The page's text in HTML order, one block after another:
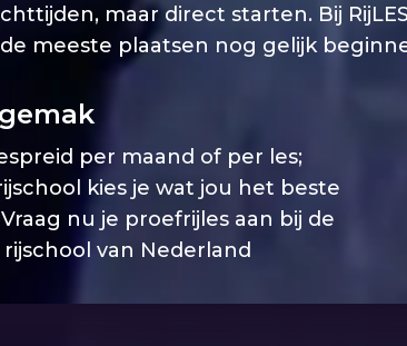
maar direct starten. Bij
meeste plaatsen nog gelijk
per maand of per les;
kies je wat jou het beste
nu je proefrijles aan bij de
van Nederland